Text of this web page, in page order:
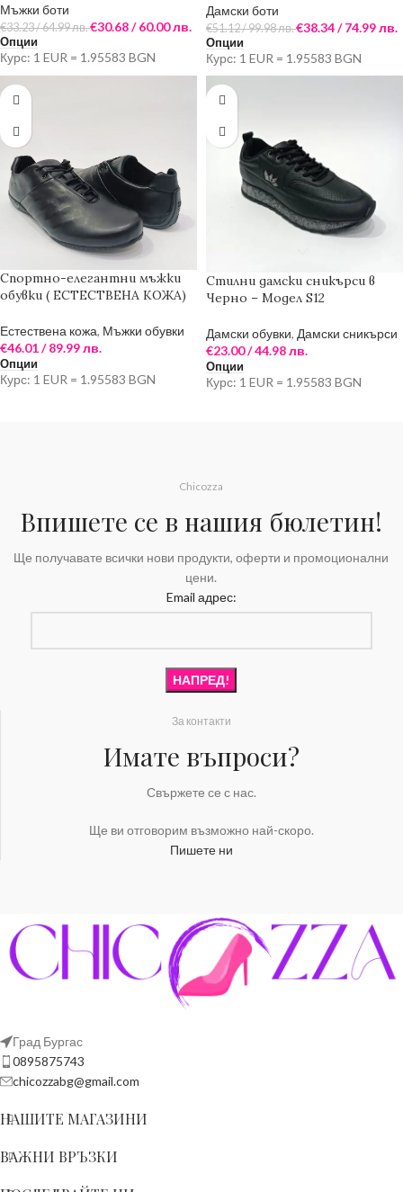
Мъжки боти
€33.23/ 64.99 лв.€30.68/ 60.00 лв.
Опции
Курс: 1 EUR = 1.95583 BGN
Дамски боти
€51.12/ 99.98 лв.€38.34/ 74.99 лв.
Опции
Курс: 1 EUR = 1.95583 BGN
Спортно-елегантни мъжки
обувки ( ЕСТЕСТВЕНА КОЖА)
Естествена кожа, Мъжки обувки
€46.01/ 89.99 лв.
Опции
Курс: 1 EUR = 1.95583 BGN
Стилни дамски сникърси в
Черно – Модел S12
Дамски обувки, Дамски сникърси
€23.00/ 44.98 лв.
Опции
Курс: 1 EUR = 1.95583 BGN
Chicozza
Впишете се в нашия бюлетин!
Ще получавате всички нови продукти, оферти и промоционални
цени.
Email адрес:
За контакти
Имате въпроси?
Свържете се с нас.
Ще ви отговорим възможно най-скоро.
Пишете ни
Град Бургас
0895875743
chicozzabg@gmail.com
НАШИТЕ МАГАЗИНИ
ВАЖНИ ВРЪЗКИ